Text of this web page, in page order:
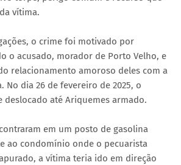
vítima.
o crime foi motivado por
o acusado, morador de Porto Velho, e
relacionamento amoroso deles com a
No dia 26 de fevereiro de 2025, o
deslocado até Ariquemes armado.
em um posto de gasolina
ao condomínio onde o pecuarista
a vítima teria ido em direção